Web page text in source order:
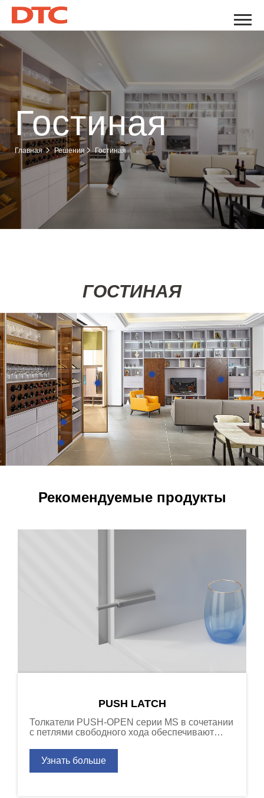
Гостиная
Главная Решения Гостиная
ГОСТИНАЯ
Подробности
Подробности
Подробности
Подробности
Рекомендуемые продукты
PUSH LATCH
Толкатели PUSH-OPEN серии MS в сочетании
с петлями свободного хода обеспечивают
необходимую для дверей шкафов без ручек.
Узнать больше